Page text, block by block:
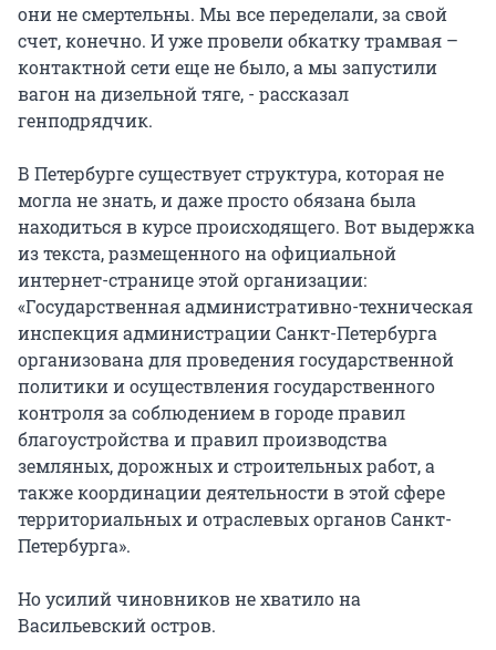
они не смертельны. Мы все переделали, за свой
счет, конечно. И уже провели обкатку трамвая –
контактной сети еще не было, а мы запустили
вагон на дизельной тяге, - рассказал
генподрядчик.
В Петербурге существует структура, которая не
могла не знать, и даже просто обязана была
находиться в курсе происходящего. Вот выдержка
из текста, размещенного на официальной
интернет-странице этой организации:
«Государственная административно-техническая
инспекция администрации Санкт-Петербурга
организована для проведения государственной
политики и осуществления государственного
контроля за соблюдением в городе правил
благоустройства и правил производства
земляных, дорожных и строительных работ, а
также координации деятельности в этой сфере
территориальных и отраслевых органов Санкт-
Петербурга».
Но усилий чиновников не хватило на
Васильевский остров.